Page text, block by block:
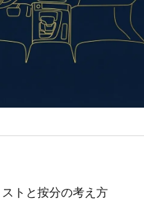
トと按分の考え方